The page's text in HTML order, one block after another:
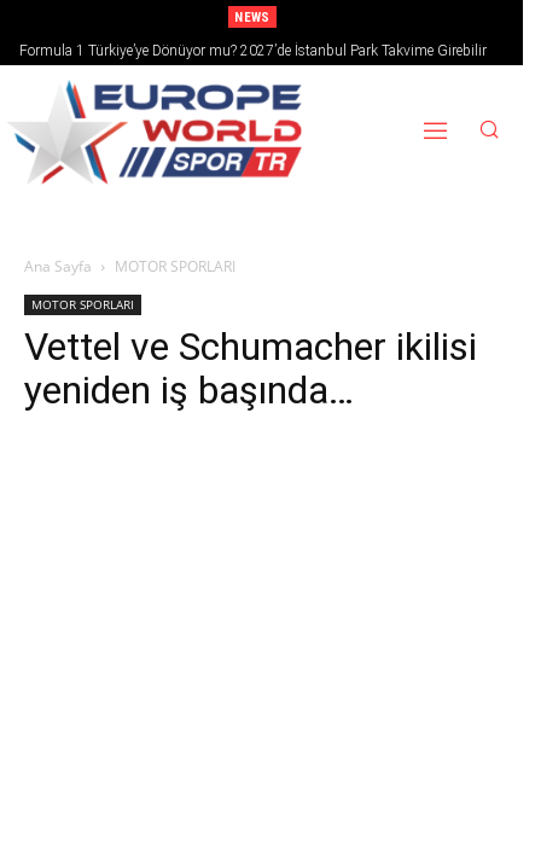
NEWS
Formula 1 Türkiye’ye Dönüyor mu? 2027’de İstanbul Park Takvime Girebilir
Ana Sayfa MOTOR SPORLARI
MOTOR SPORLARI
Vettel ve Schumacher ikilisi
yeniden iş başında…